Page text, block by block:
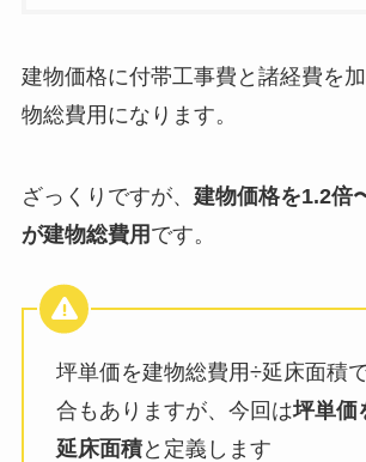
建物価格に付帯工事費と諸経費を
物総費用になります。
ざっくりですが、 建物価格を1.2倍
が建物総費用 です。
坪単価を建物総費用÷延床面積
合もありますが、今回は坪単価
延床面積と定義します